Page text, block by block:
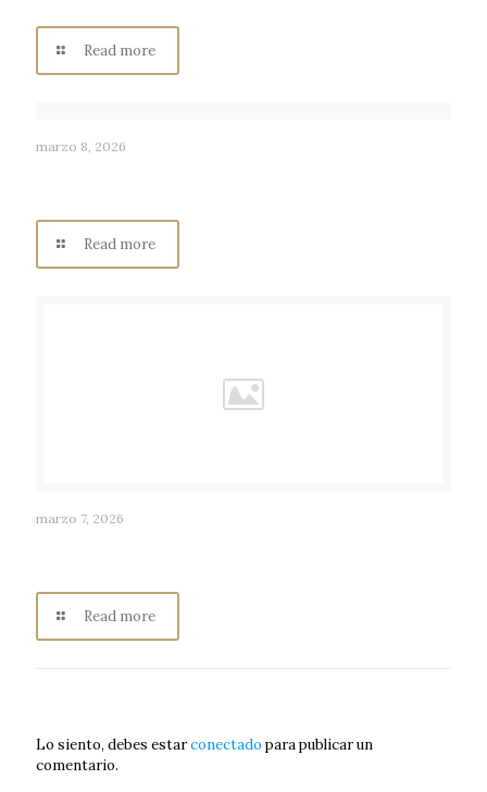
Read more
marzo 8, 2026
Read more
marzo 7, 2026
Read more
Lo siento, debes estarconectado para publicar un
comentario.